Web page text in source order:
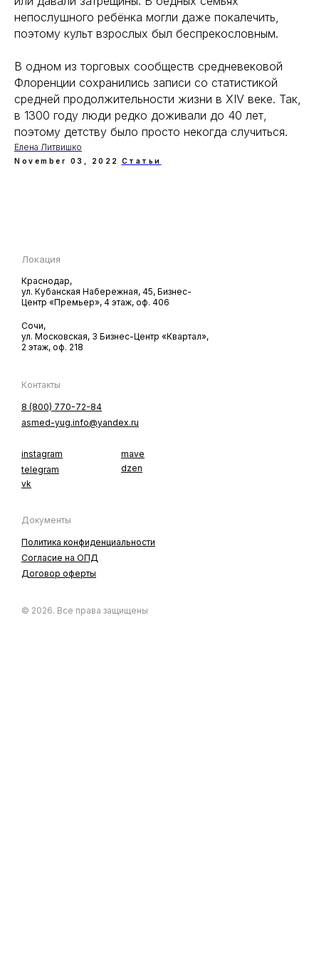
непослушного ребёнка могли даже покалечить,
поэтому культ взрослых был беспрекословным.
В одном из торговых сообществ средневековой
Флоренции сохранились записи со статистикой
средней продолжительности жизни в XIV веке. Так,
в 1300 году люди редко доживали до 40 лет,
поэтому детству было просто некогда случиться.
Елена Литвишко
November 03, 2022 Статьи
Договор оферты
Согласие на ОПД
Политика конфиденциальности
Документы
instagram
dzen
mave
vk
telegram
asmed-yug.info@yandex.ru
8 (800) 770-72-84
Контакты
Сочи,
ул. Московская, 3 Бизнес-Центр «Квартал»,
2 этаж, оф. 218
Краснодар,
ул. Кубанская Hабережная, 45, Бизнес-
Центр «Премьер», 4 этаж, оф. 406
Локация
© 2026. Все права защищены